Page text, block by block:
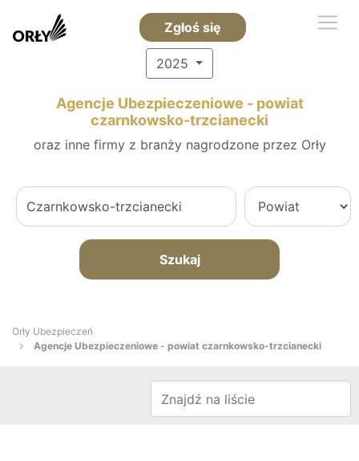
Zgłoś się
2025
Agencje Ubezpieczeniowe - powiat
czarnkowsko-trzcianecki
oraz inne firmy z branży nagrodzone przez Orły
Szukaj
Orły Ubezpieczeń
Agencje Ubezpieczeniowe - powiat czarnkowsko-trzcianecki